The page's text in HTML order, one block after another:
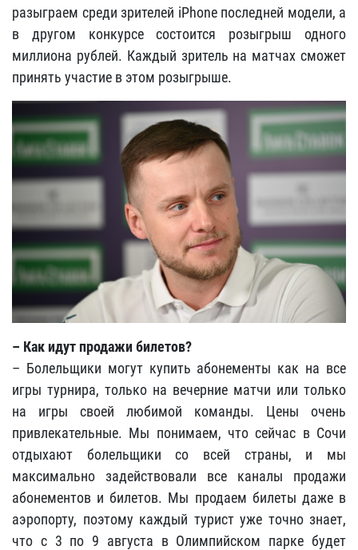
разыграем среди зрителей iPhone последней модели, а
в другом конкурсе состоится розыгрыш одного
миллиона рублей. Каждый зритель на матчах сможет
принять участие в этом розыгрыше.
– Как идут продажи билетов?
– Болельщики могут купить абонементы как на все
игры турнира, только на вечерние матчи или только
на игры своей любимой команды. Цены очень
привлекательные. Мы понимаем, что сейчас в Сочи
отдыхают болельщики со всей страны, и мы
максимально задействовали все каналы продажи
абонементов и билетов. Мы продаем билеты даже в
аэропорту, поэтому каждый турист уже точно знает,
что с 3 по 9 августа в Олимпийском парке будет